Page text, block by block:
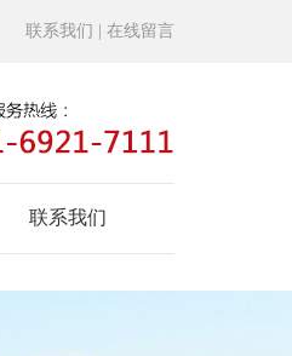
| 在线留言
联系我们
联系我们